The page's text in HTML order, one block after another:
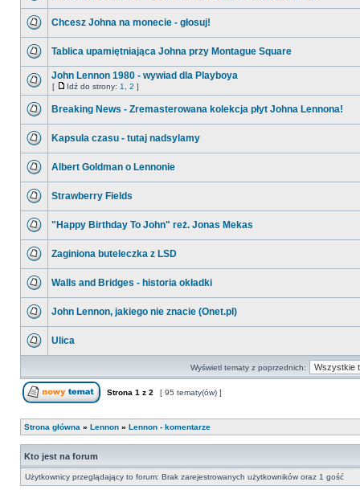
Chcesz Johna na monecie - głosuj!
Tablica upamiętniająca Johna przy Montague Square
John Lennon 1980 - wywiad dla Playboya
[ Idź do strony: 1 2 ]
Breaking News - Zremasterowana kolekcja płyt Johna Lennona!
Kapsula czasu - tutaj nadsylamy
Albert Goldman o Lennonie
Strawberry Fields
"Happy Birthday To John" reż. Jonas Mekas
Zaginiona buteleczka z LSD
Walls and Bridges - historia okładki
John Lennon, jakiego nie znacie (Onet.pl)
Ulica
Wyświetl tematy z poprzednich:
Strona 1 z 2 [ 95 tematy(ów) ]
Strona główna » Lennon » Lennon - komentarze
Kto jest na forum
Użytkownicy przeglądający to forum: Brak zarejestrowanych użytkowników oraz 1 gość